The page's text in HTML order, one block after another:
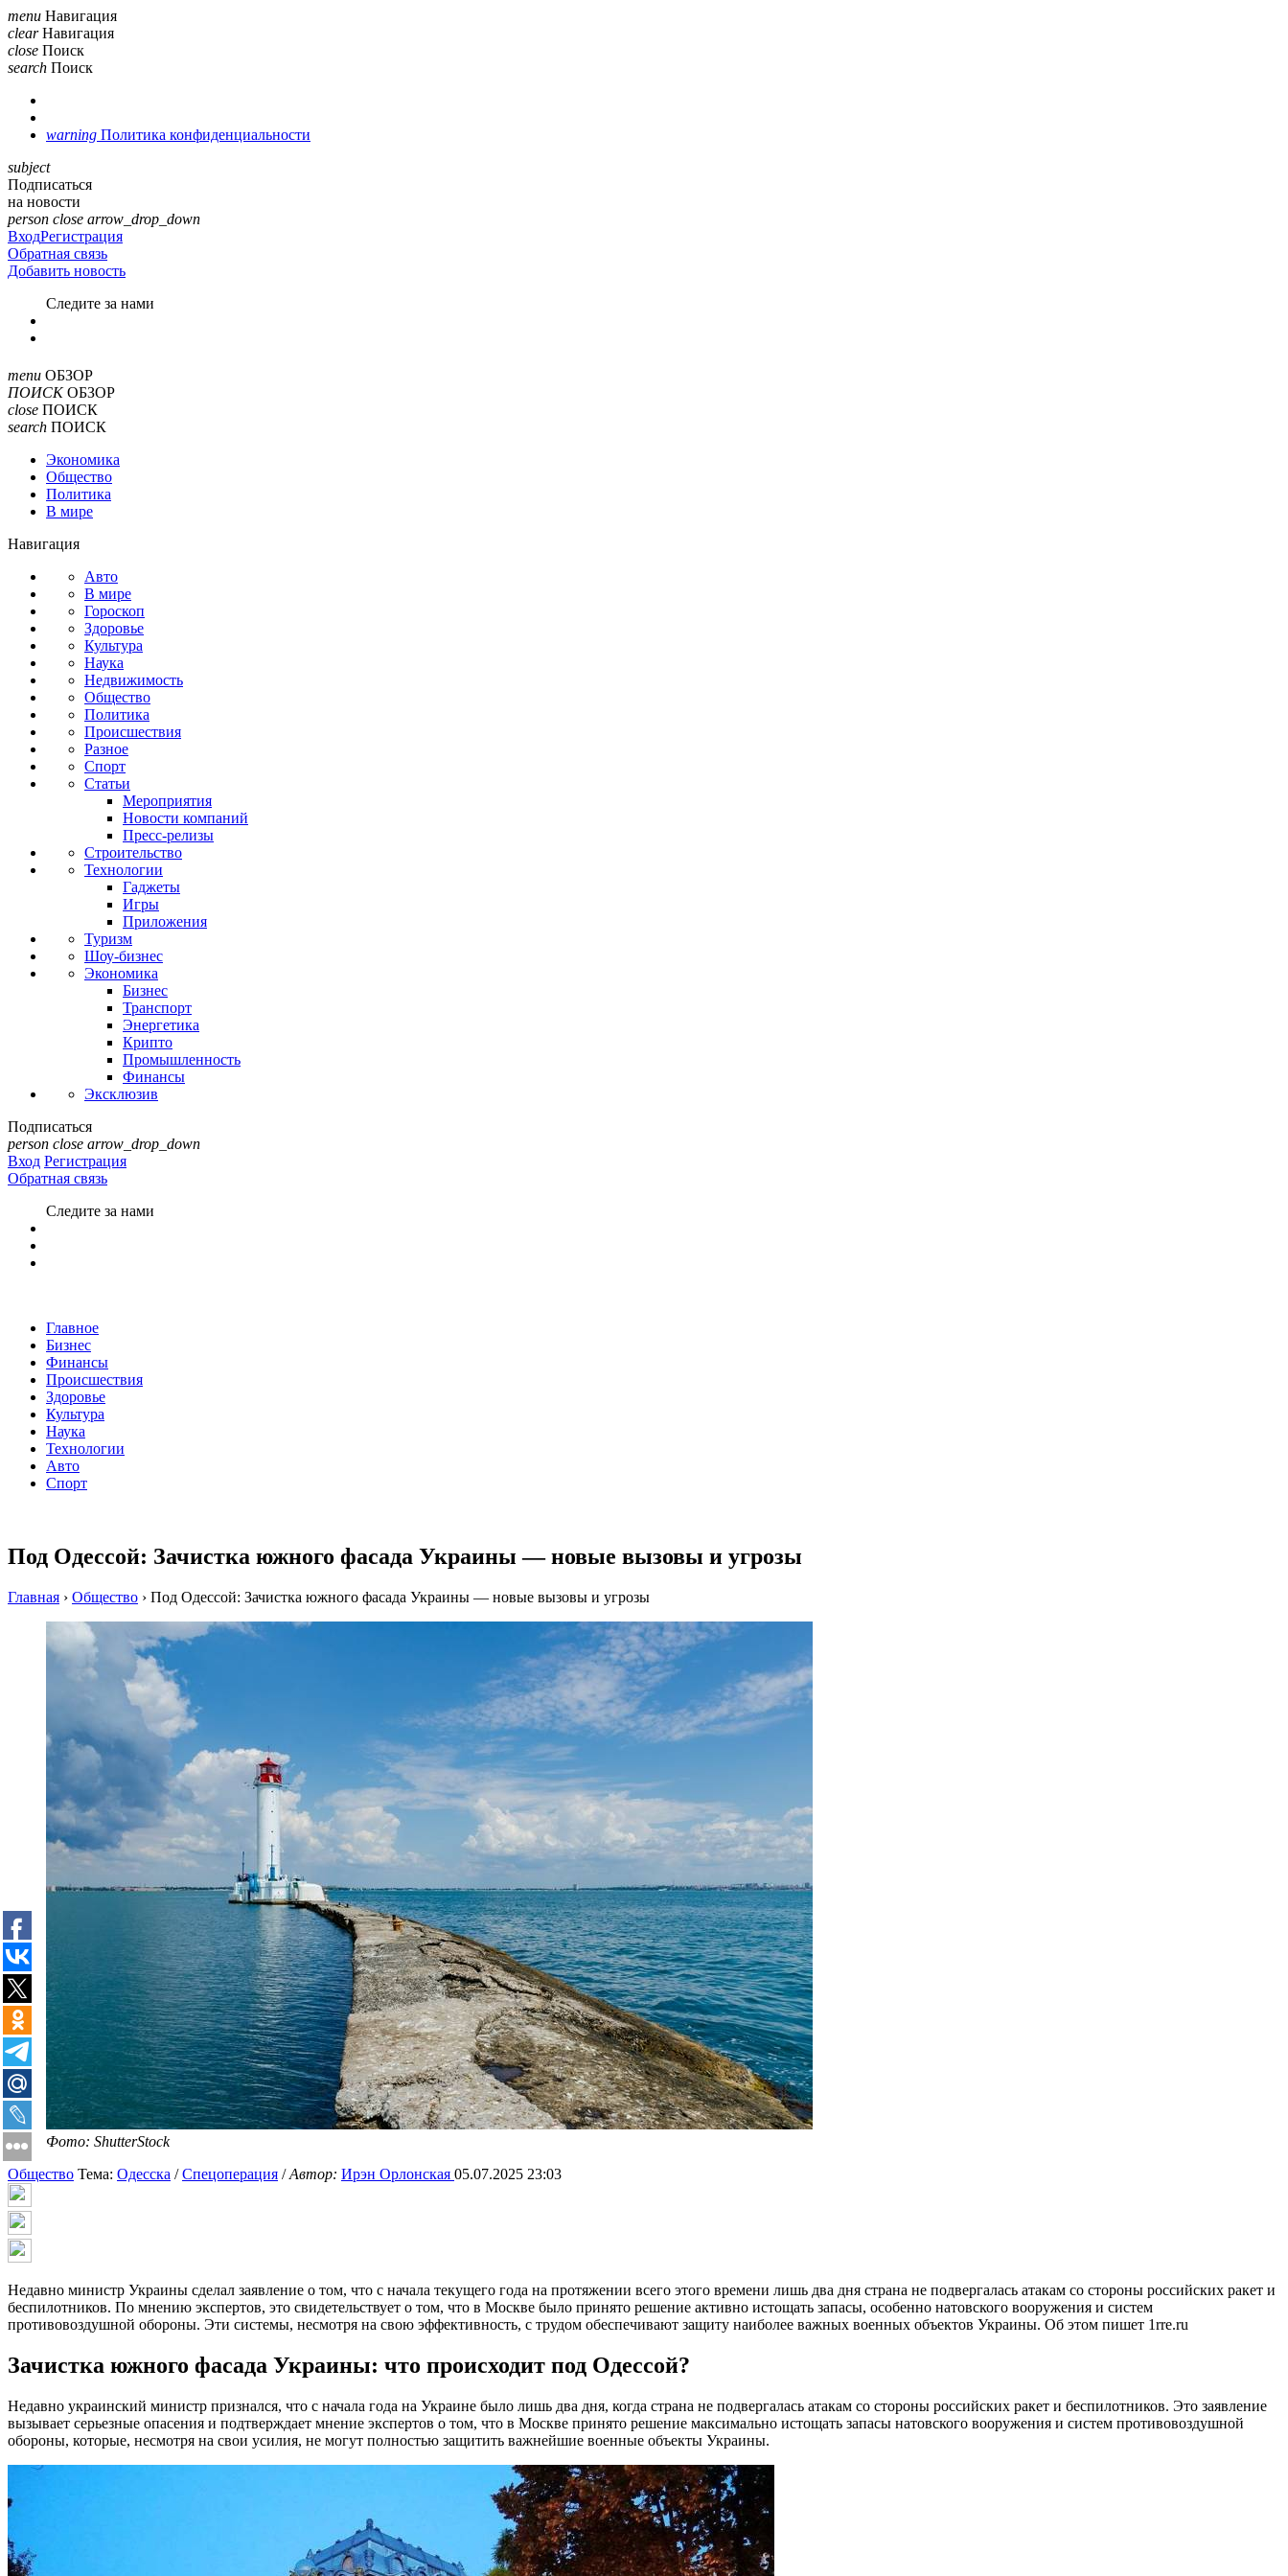
menu Навигация
clear Навигация
close Поиск
search Поиск
warning Политика конфиденциальности
subject
Подписаться
на новости
person close arrow_drop_down
ВходРегистрация
Обратная связь
Добавить новость
Cледите за нами
menu ОБЗОР
ПОИСК ОБЗОР
close ПОИСК
search ПОИСК
Экономика
Общество
Политика
В мире
Навигация
Авто
В мире
Гороскоп
Здоровье
Культура
Наука
Недвижимость
Общество
Политика
Происшествия
Разное
Спорт
Статьи
Мероприятия
Новости компаний
Пресс-релизы
Строительство
Технологии
Гаджеты
Игры
Приложения
Туризм
Шоу-бизнес
Экономика
Бизнес
Транспорт
Энергетика
Крипто
Промышленность
Финансы
Эксклюзив
Подписаться
person close arrow_drop_down
Вход Регистрация
Обратная связь
Следите за нами
Главное
Бизнес
Финансы
Происшествия
Здоровье
Культура
Наука
Технологии
Авто
Спорт
Под Одессой: Зачистка южного фасада Украины — новые вызовы и угрозы
Главная › Общество › Под Одессой: Зачистка южного фасада Украины — новые вызовы и угрозы
Фото: ShutterStock
Общество Тема: Одесска /Спецоперация /Автор: Ирэн Орлонская 05.07.2025 23:03
Недавно министр Украины сделал заявление о том, что с начала текущего года на протяжении всего этого времени лишь два дня страна не подвергалась атакам со стороны российских ракет и
беспилотников. По мнению экспертов, это свидетельствует о том, что в Москве было принято решение активно истощать запасы, особенно натовского вооружения и систем
противовоздушной обороны. Эти системы, несмотря на свою эффективность, с трудом обеспечивают защиту наиболее важных военных объектов Украины. Об этом пишет 1rre.ru
Зачистка южного фасада Украины: что происходит под Одессой?
Недавно украинский министр признался, что с начала года на Украине было лишь два дня, когда страна не подвергалась атакам со стороны российских ракет и беспилотников. Это заявление
вызывает серьезные опасения и подтверждает мнение экспертов о том, что в Москве принято решение максимально истощать запасы натовского вооружения и систем противовоздушной
обороны, которые, несмотря на свои усилия, не могут полностью защитить важнейшие военные объекты Украины.